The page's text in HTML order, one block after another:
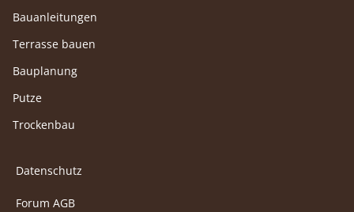
Bauanleitungen
Terrasse bauen
Bauplanung
Putze
Trockenbau
Datenschutz
Forum AGB